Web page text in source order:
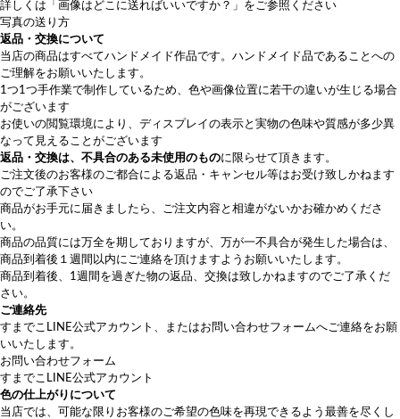
詳しくは 「画像はどこに送ればいいですか？」 をご参照ください
写真の送り方
返品・交換について
当店の商品はすべてハンドメイド作品です。ハンドメイド品であることへの
ご理解をお願いいたします。
1つ1つ手作業で制作しているため、色や画像位置に若干の違いが生じる場合
がございます
お使いの閲覧環境により、ディスプレイの表示と実物の色味や質感が多少異
なって見えることがございます
返品・交換は、不具合のある未使用のものに限らせて頂きます。
ご注文後のお客様のご都合による返品・キャンセル等はお受け致しかねます
のでご了承下さい
商品がお手元に届きましたら、ご注文内容と相違がないかお確かめくださ
い。
商品の品質には万全を期しておりますが、万が一不具合が発生した場合は、
商品到着後１週間以内にご連絡を頂けますようお願いいたします。
商品到着後、1週間を過ぎた物の返品、交換は致しかねますのでご了承くだ
さい。
ご連絡先
すまでこLINE公式アカウント 、またはお問い合わせフォームへご連絡をお願
いいたします。
お問い合わせフォーム
すまでこLINE公式アカウント
色の仕上がりについて
当店では、可能な限りお客様のご希望の色味を再現できるよう最善を尽くし